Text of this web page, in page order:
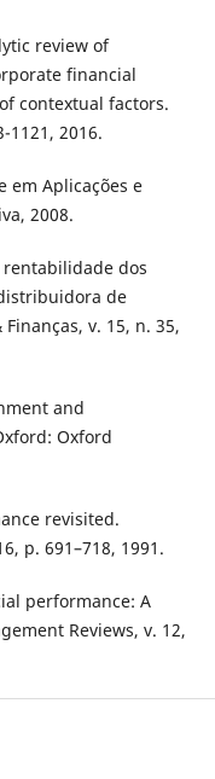
review of
financial
contextual factors.
1121, 2016.
em Aplicações e
2008.
rentabilidade dos
de
v. 15, n. 35,
and
Oxford
revisited.
p. 691–718, 1991.
performance: A
Reviews, v. 12,